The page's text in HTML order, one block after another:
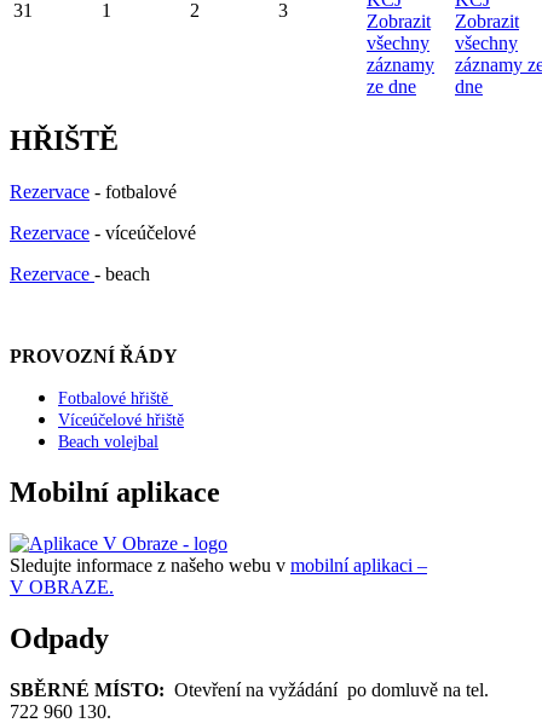
31 1 2 3
Zobrazit
všechny
záznamy
ze dne
Zobrazit
všechny
záznamy
dne
HŘIŠTĚ
Rezervace - fotbalové
Rezervace - víceúčelové
Rezervace - beach
PROVOZNÍ ŘÁDY
Fotbalové hřiště
Víceúčelové hřiště
Beach volejbal
Mobilní aplikace
Sledujte informace z našeho webu v mobilní aplikaci –
V OBRAZE.
Odpady
SBĚRNÉ MÍSTO: Otevření na vyžádání po domluvě na tel.
722 960 130.